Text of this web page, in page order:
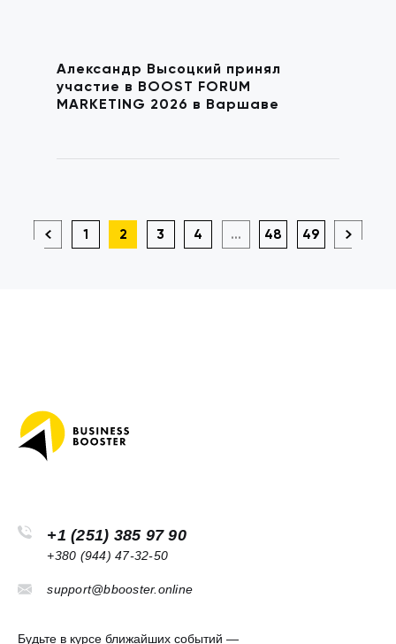
Александр Высоцкий принял
участие в BOOST FORUM
MARKETING 2026 в Варшаве
1 2 3 4 ... 48 49
+1 (251) 385 97 90
+380 (944) 47-32-50
support@bbooster.online
Будьте в курсе ближайших событий —